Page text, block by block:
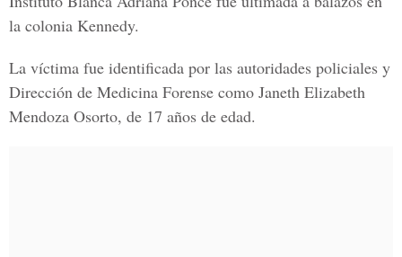
la colonia Kennedy.
La víctima fue identificada por las autoridades policiales y
Dirección de Medicina Forense como Janeth Elizabeth
Mendoza Osorto, de 17 años de edad.